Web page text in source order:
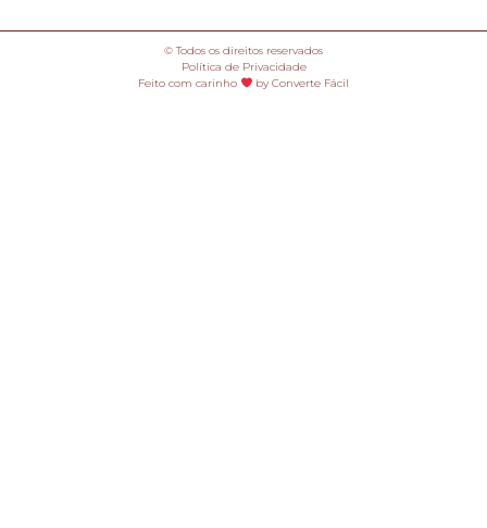
© Todos os direitos reservados
Política de Privacidade
Feito com carinho
by Converte Fácil